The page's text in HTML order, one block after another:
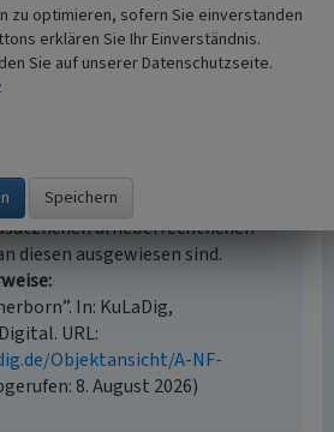
Inhalt ist urheberrechtlich
Medien unterliegen
urheberrechtlichen
diesen ausgewiesen sind.
In: KuLaDig,
URL:
Objektansicht/A-NF-
8. August 2026)
zu optimieren, sofern Sie einverstanden
erklären Sie Ihr Einverständnis.
Sie auf unserer Datenschutzseite.